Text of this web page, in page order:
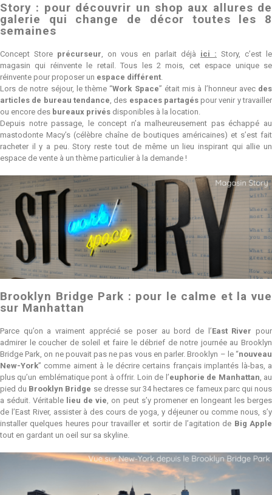
Story : pour découvrir un shop aux allures de
galerie qui change de décor toutes les 8
semaines
Concept Store précurseur, on vous en parlait déjà ici : Story, c’est le
magasin qui réinvente le retail. Tous les 2 mois, cet espace unique se
réinvente pour proposer un espace différent.
Lors de notre séjour, le thème “Work Space” était mis à l’honneur avec des
articles de bureau tendance, des espaces partagéspour venir y travailler
ou encore des bureaux privés disponibles à la location.
Depuis notre passage, le concept n’a malheureusement pas échappé au
mastodonte Macy’s (célèbre chaîne de boutiques américaines) et s’est fait
racheter il y a peu. Story reste tout de même un lieu inspirant qui allie un
espace de vente à un thème particulier à la demande !
Brooklyn Bridge Park : pour le calme et la vue
sur Manhattan
Parce qu’on a vraiment apprécié se poser au bord de l’East River pour
admirer le coucher de soleil et faire le débrief de notre journée au Brooklyn
Bridge Park, on ne pouvait pas ne pas vous en parler. Brooklyn – le “nouveau
New-York” comme aiment à le décrire certains français implantés là-bas, a
plus qu’un emblématique pont à offrir. Loin de l’euphorie de Manhattan, au
pied du Brooklyn Bridge se dresse sur 34 hectares ce fameux parc qui nous
a séduit. Véritable lieu de vie, on peut s’y promener en longeant les berges
de l’East River, assister à des cours de yoga, y déjeuner ou comme nous, s’y
installer quelques heures pour travailler et sortir de l’agitation de Big Apple
tout en gardant un oeil sur sa skyline.